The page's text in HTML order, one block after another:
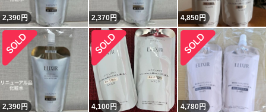
2,390円 2,370円 4,850円
2,390円 4,100円 4,780円